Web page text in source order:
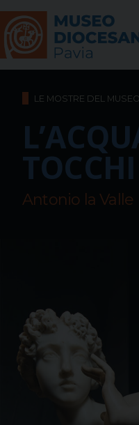
Skip
to
content
LE MOSTRE DEL
TOCCHI
Antonio la Valle